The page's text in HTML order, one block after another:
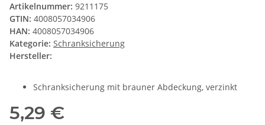
Artikelnummer: 9211175
GTIN: 4008057034906
HAN: 4008057034906
Kategorie: Schranksicherung
Hersteller:
Schranksicherung mit brauner Abdeckung, verzinkt
5,29 €